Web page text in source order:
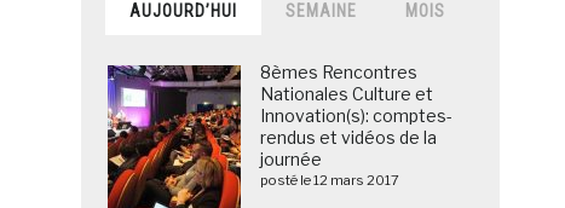
AUJOURD’HUI SEMAINE MOIS
8èmes Rencontres
Nationales Culture et
Innovation(s): comptes-
rendus et vidéos de la
journée
posté le 12 mars 2017